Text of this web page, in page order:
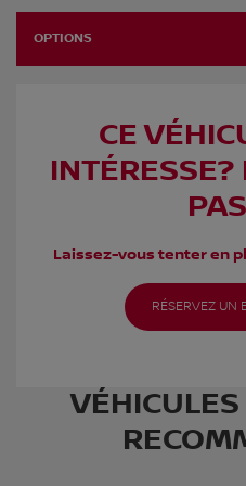
OPTIONS
CE
INTÉRESSE?
Laissez-vous tenter en
RÉSERVEZ UN